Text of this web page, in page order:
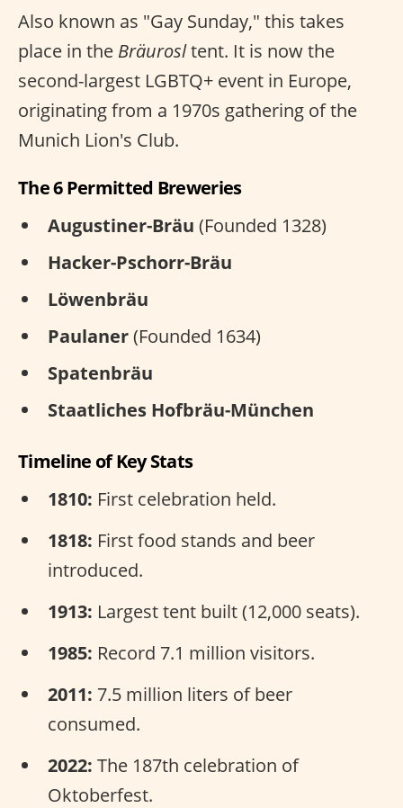
Also known as "Gay Sunday," this takes
place in the Bräurosltent. It is now the
second-largest LGBTQ+ event in Europe,
originating from a 1970s gathering of the
Munich Lion's Club.
The 6 Permitted Breweries
Augustiner-Bräu (Founded 1328)
Hacker-Pschorr-Bräu
Löwenbräu
Paulaner(Founded 1634)
Spatenbräu
Staatliches Hofbräu-München
Timeline of Key Stats
1810: First celebration held.
1818: First food stands and beer
introduced.
1913: Largest tent built (12,000 seats).
1985: Record 7.1 million visitors.
2011: 7.5 million liters of beer
consumed.
2022: The 187th celebration of
Oktoberfest.